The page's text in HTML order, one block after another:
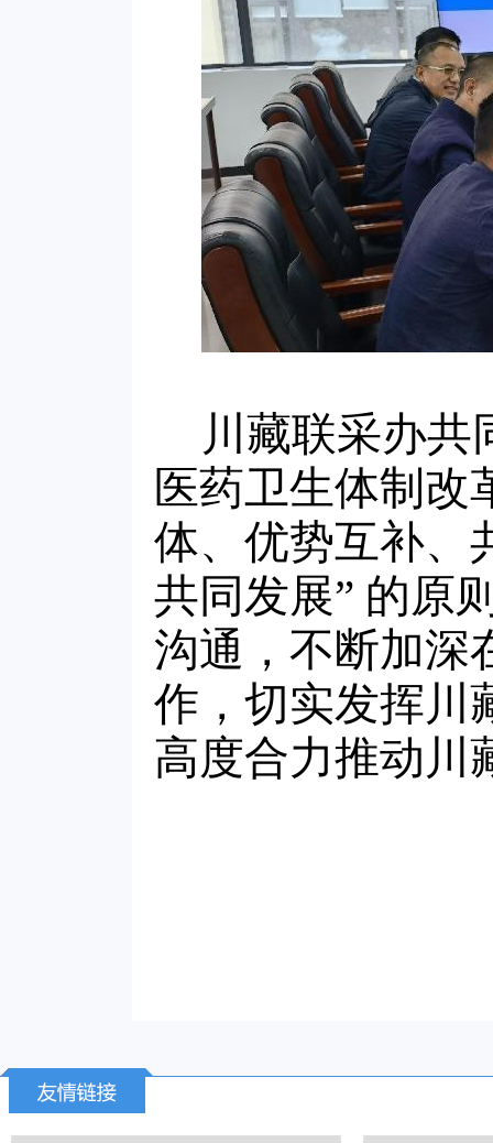
川藏联采办
医药卫生体制改
体、优势互补、
共同发展” 的原
沟通，不断加深
作，切实发挥川
高度合力推动川